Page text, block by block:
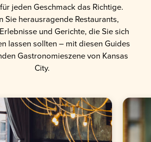
jeden Geschmack das Richtige.
Sie herausragende Restaurants,
und Gerichte, die Sie sich
lassen sollten – mit diesen Guides
Gastronomieszene von Kansas
City.